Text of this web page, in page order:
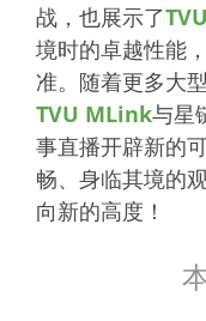
战，也展示了TVU
境时的卓越性能
准。随着更多大
TVU MLink与星
事直播开辟新的
畅、身临其境的
向新的高度！